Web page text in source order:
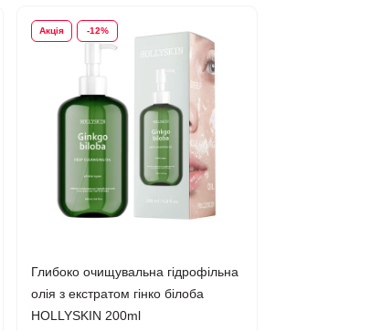
Акція -12%
Глибоко очищувальна гідрофільна
олія з екстратом гінко білоба
HOLLYSKIN 200ml